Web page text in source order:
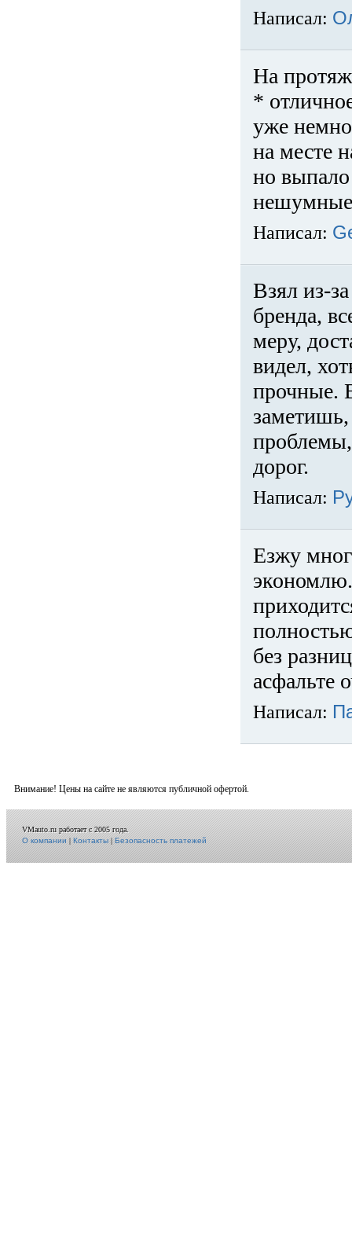
Написал:
На
*
уже
на месте
но
нешумные
Написал:
Взял из-
бренда,
меру,
видел,
прочные.
проблемы,
дорог.
Написал:
Езжу
без
асфальте
Написал:
Внимание! Цены на сайте не являются публичной офертой.
VMauto.ru работает с 2005 года.
О компании|Контакты|Безопасность платежей